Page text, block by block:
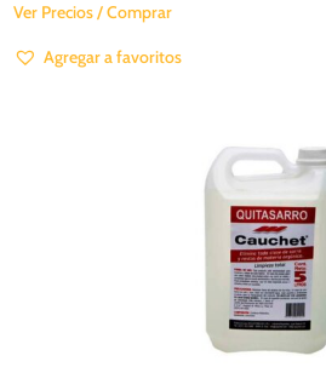
Ver Precios / Comprar
Agregar a favoritos